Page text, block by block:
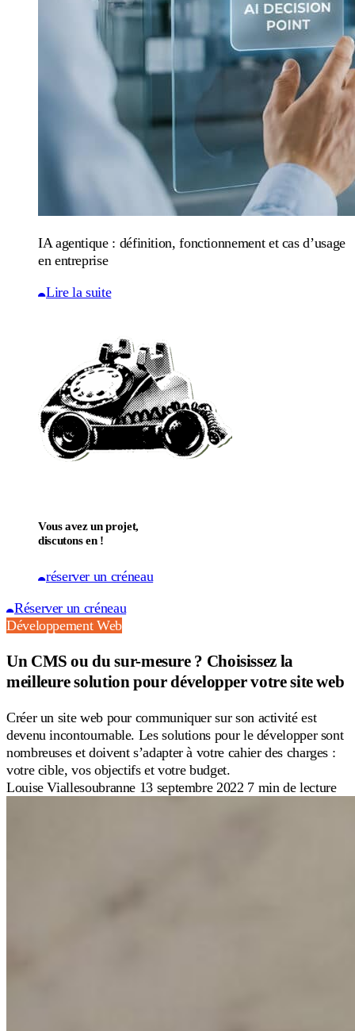
IA agentique : définition, fonctionnement et cas d’usage
en entreprise
Lire la suite
Vous avez un projet,
discutons en !
réserver un créneau
Réserver un créneau
Développement Web
Un CMS ou du sur-mesure ? Choisissez la
meilleure solution pour développer votre site web
Créer un site web pour communiquer sur son activité est
devenu incontournable. Les solutions pour le développer sont
nombreuses et doivent s’adapter à votre cahier des charges :
votre cible, vos objectifs et votre budget.
Louise Viallesoubranne 13 septembre 2022 7 min de lecture